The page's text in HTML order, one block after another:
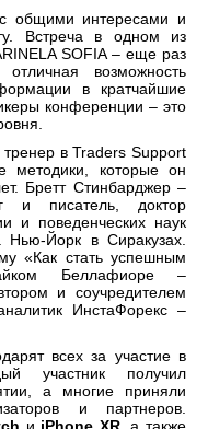
общими интересами и
Встреча в одном из
SOFIA – еще раз
возможность
в кратчайшие
конференции – это
в Traders Support
методики, которые он
Бретт Стинбарджер –
и писатель, доктор
и поведенческих наук
Нью-Йорк в Сиракузах.
«Как стать успешным
Беллафиоре –
и соучредителем
ИнстаФорекс –
всех за участие в
участник получил
а многие приняли
и партнеров.